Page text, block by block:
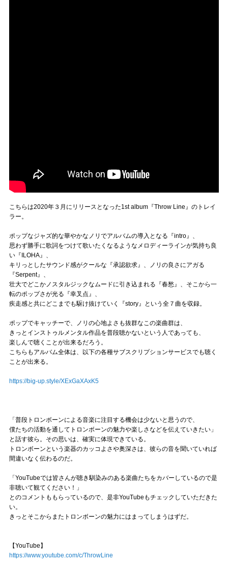
こちらは2020年３月にリリースとなった1st album『Throw Line』のトレイ
ラー。
ポップなジャズ的な華やかなノリでアルバムの導入となる『intro』、
思わず勝手に歌詞をつけて歌いたくなるようなメロディーラインが気持ち良
い『ILOHA』、
キリっとしたサウンド感がクールな『承認欲求』、ノリの良さにアガる
『Serpent』、
壮大でどこかノスタルジックなムードに引き込まれる『春愁』、そこから一
転のポップさが光る『幸叉点』、
疾走感と共にどこまでも駆け抜けていく『story』という全７曲を収録。
ポップでキャッチーで、ノリの心地よさも抜群なこの楽曲群は、
きっとインストゥルメンタル作品を普段聴かないという人であっても、
楽しんで聴くことが出来るだろう。
こちらもアルバム全体は、以下の各種サブスクリプションサービスでも聴く
ことが出来る。
https://big-up.style/XExGaXAxK5
「普段トロンボーンによる音楽に注目する機会は少ないと思うので、
僕たちの活動を通してトロンボーンの魅力や楽しさなどを伝えていきたい」
と話す彼ら。その思いは、確実に体現できている。
トロンボーンという楽器のカッコよさや奥深さは、彼らの音を聞いていれば
間違いなく伝わるのだ。
「YouTubeでは皆さんが聴き馴染みのある楽曲たちをカバーしているので是
非聴いて観てください！」
とのコメントももらっているので、是非YouTubeもチェックしていただきた
い。
きっとそこからまたトロンボーンの魅力にはまってしまうはずだ。
【YouTube】
https://www.youtube.com/c/ThrowLine